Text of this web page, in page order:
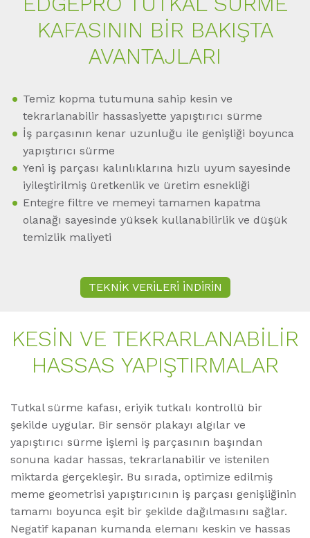
KAFASININ BIR BAKIŞTA
AVANTAJLARI
Temiz kopma tutumuna sahip kesin ve
tekrarlanabilir hassasiyette yapıştırıcı sürme
İş parçasının kenar uzunluğu ile genişliği boyunca
yapıştırıcı sürme
Yeni iş parçası kalınlıklarına hızlı uyum sayesinde
iyileştirilmiş üretkenlik ve üretim esnekliği
Entegre filtre ve memeyi tamamen kapatma
olanağı sayesinde yüksek kullanabilirlik ve düşük
temizlik maliyeti
TEKNİK VERİLERİ İNDİRİN
KESIN VE TEKRARLANABILIR
HASSAS YAPIŞTIRMALAR
Tutkal sürme kafası, eriyik tutkalı kontrollü bir
şekilde uygular. Bir sensör plakayı algılar ve
yapıştırıcı sürme işlemi iş parçasının başından
sonuna kadar hassas, tekrarlanabilir ve istenilen
miktarda gerçekleşir. Bu sırada, optimize edilmiş
meme geometrisi yapıştırıcının iş parçası genişliğinin
tamamı boyunca eşit bir şekilde dağılmasını sağlar.
Negatif kapanan kumanda elemanı keskin ve hassas